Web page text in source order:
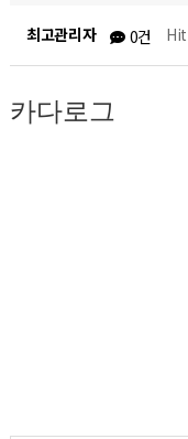
최고관리자 0건
카다로그